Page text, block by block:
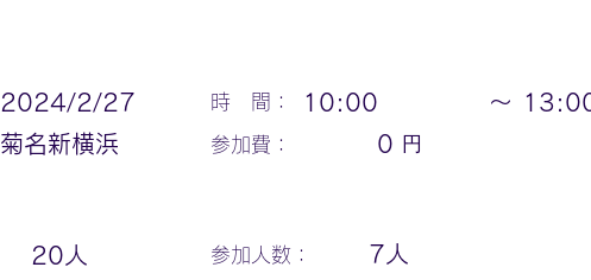
2024/2/27 時 間： 10:00 〜
菊名新横浜 参加費： 0 円
20 人 参加人数： 7 人